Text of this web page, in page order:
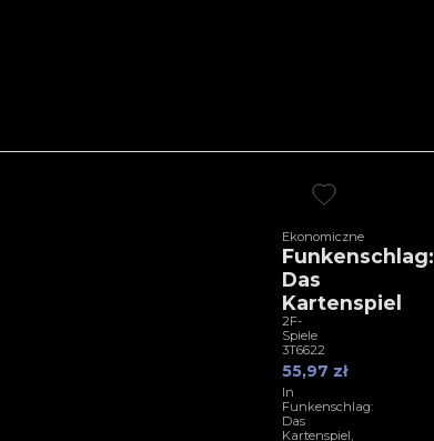
Ekonomiczne
Funkenschlag:
Das
Kartenspiel
2F-
Spiele
3T6622
55,97 zł
In
Funkenschlag:
Das
Kartenspiel,